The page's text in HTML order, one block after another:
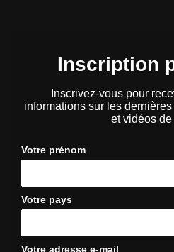
Inscription
Inscrivez-vous pour
informations sur les
et vidéos de
Votre prénom
Votre pays
Votre adresse e-mail